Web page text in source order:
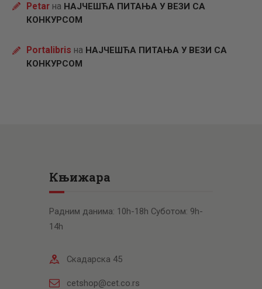
Petarна НАЈЧЕШЋА ПИТАЊА У ВЕЗИ СА
КОНКУРСОМ
Portalibris на НАЈЧЕШЋА ПИТАЊА У ВЕЗИ СА
КОНКУРСОМ
Књижара
Радним данима: 10h-18h Суботом: 9h-
14h
Скадарска 45
cetshop@cet.co.rs